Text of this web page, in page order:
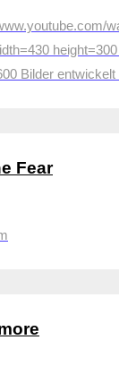
Bilder entwickelt
Fear